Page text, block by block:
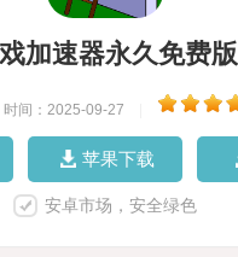
加速器永久免费版
时间：2025-09-27
苹果下载
安卓市场，安全绿色